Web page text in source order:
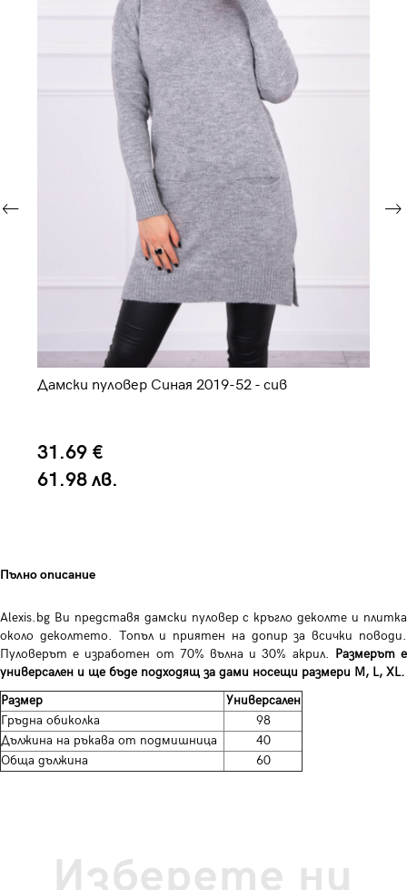
Дамски пуловер Синая 2019-52 - сив
31.69 €
61.98 лв.
Пълно описание
Alexis.bg Ви представя дамски пуловер с кръгло деколте и плитка
около деколтето. Топъл и приятен на допир за всички поводи.
Пуловерът е изработен от 70% вълна и 30% акрил. Размерът е
универсален и ще бъде подходящ за дами носещи размери M, L, XL.
Размер
Универсален
Гръдна обиколка
98
Дължина на ръкава от подмишница
40
Обща дължина
60
Изберете ни